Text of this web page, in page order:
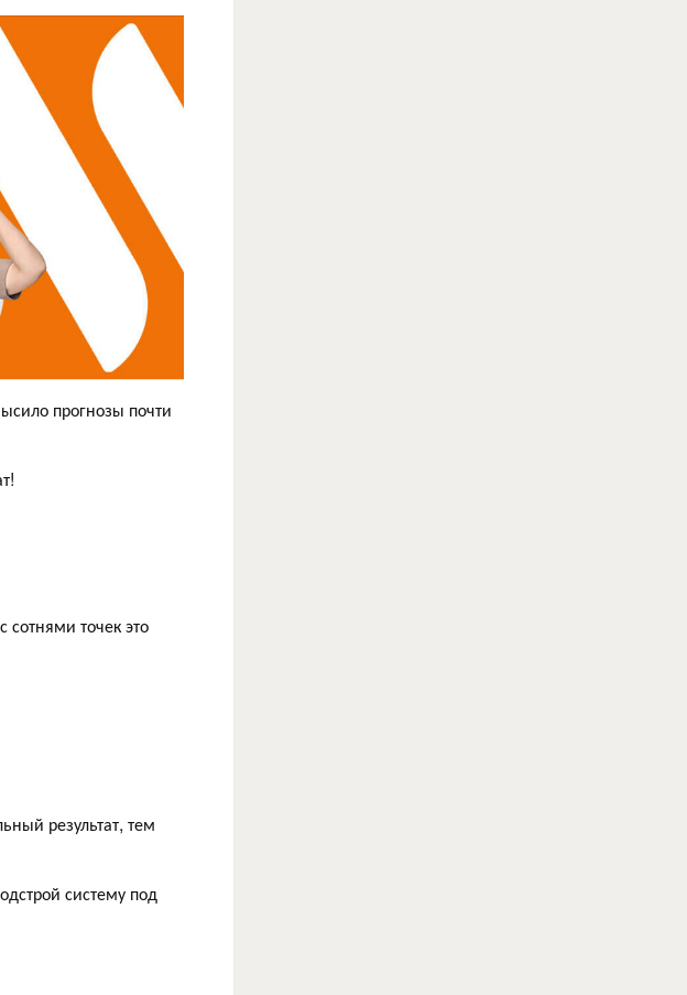
прогнозы почти
точек это
результат, тем
систему под